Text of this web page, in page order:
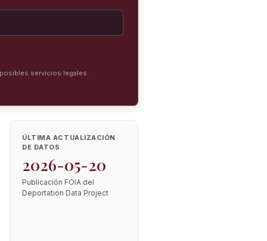
servicios legales.
ÚLTIMA ACTUALIZACIÓN
DE DATOS
2026-05-20
Publicación FOIA del
Deportation Data Project